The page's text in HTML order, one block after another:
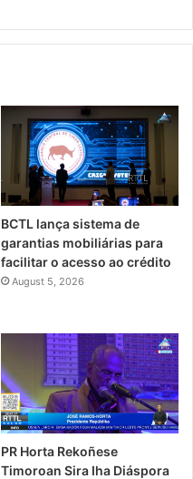
BCTL lança sistema de
garantias mobiliárias para
facilitar o acesso ao crédito
August 5, 2026
PR Horta Rekoñese
Timoroan Sira Iha Diáspora